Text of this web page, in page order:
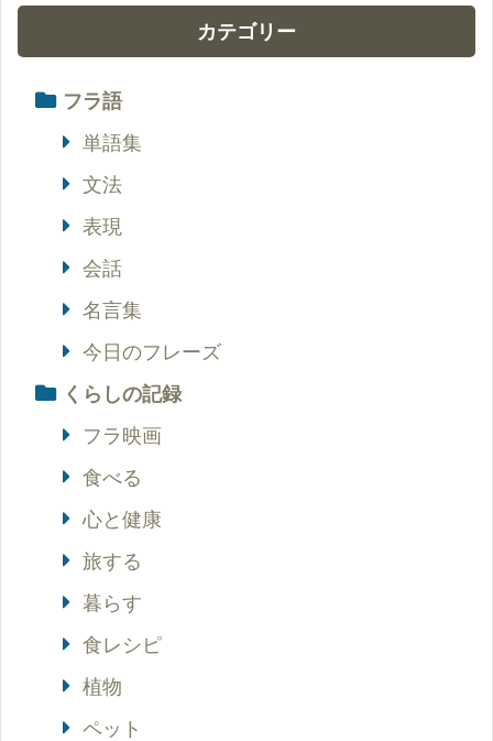
カテゴリー
フラ語
単語集
文法
表現
会話
名言集
今日のフレーズ
くらしの記録
フラ映画
食べる
心と健康
旅する
暮らす
食レシピ
植物
ペット